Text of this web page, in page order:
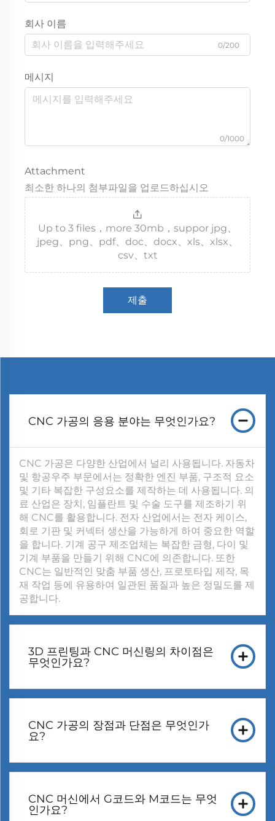
회사 이름
0/200
메시지
0/1000
Attachment
최소한 하나의 첨부파일을 업로드하십시오
Up to 3 files，more 30mb，suppor jpg、
jpeg、png、pdf、doc、docx、xls、xlsx、
csv、txt
제출
CNC 가공의 응용 분야는 무엇인가요?
CNC 가공은 다양한 산업에서 널리 사용됩니다. 자동차
및 항공우주 부문에서는 정확한 엔진 부품, 구조적 요소
및 기타 복잡한 구성요소를 제작하는 데 사용됩니다. 의
료 산업은 장치, 임플란트 및 수술 도구를 제조하기 위
해 CNC를 활용합니다. 전자 산업에서는 전자 케이스,
회로 기판 및 커넥터 생산을 가능하게 하여 중요한 역할
을 합니다. 기계 공구 제조업체는 복잡한 금형, 다이 및
기계 부품을 만들기 위해 CNC에 의존합니다. 또한
CNC는 일반적인 맞춤 부품 생산, 프로토타입 제작, 목
재 작업 등에 유용하여 일관된 품질과 높은 정밀도를 제
공합니다.
3D 프린팅과 CNC 머신링의 차이점은
무엇인가요?
CNC 가공의 장점과 단점은 무엇인가
요?
CNC 머신에서 G코드와 M코드는 무엇
인가요?